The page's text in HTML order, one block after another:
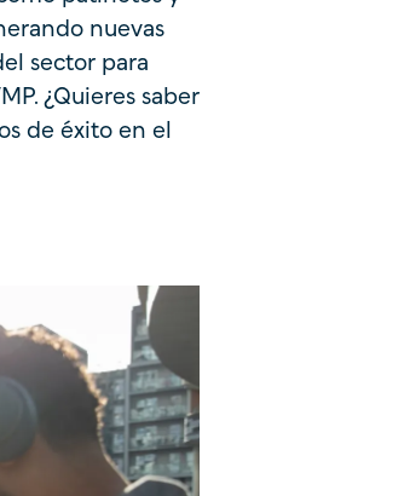
nuevas
sector para
¿Quieres saber
de éxito en el